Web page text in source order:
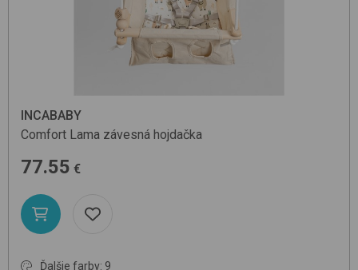
INCABABY
Comfort Lama závesná hojdačka
77.55 €
Ďalšie farby: 9